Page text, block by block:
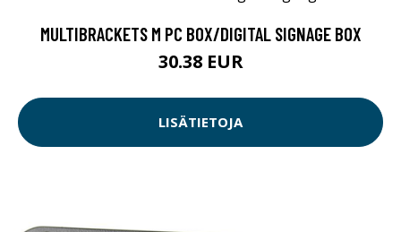
MULTIBRACKETS M PC BOX/DIGITAL SIGNAGE BOX
30.38 EUR
LISÄTIETOJA